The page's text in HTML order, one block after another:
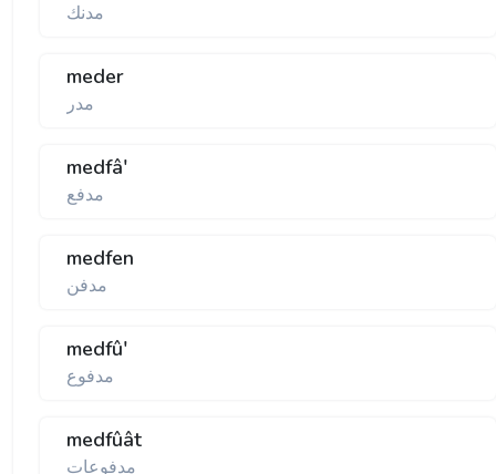
مدنك
meder
مدر
medfâ'
مدفع
medfen
مدفن
medfû'
مدفوع
medfûât
مدفوعات